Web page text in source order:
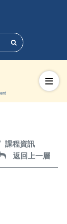
搜尋
切換
課程資訊
返回上一層
返回上一層